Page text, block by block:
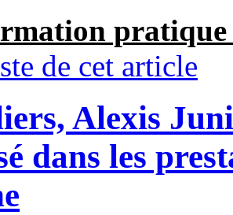
pratique
de cet article
Alexis
dans les